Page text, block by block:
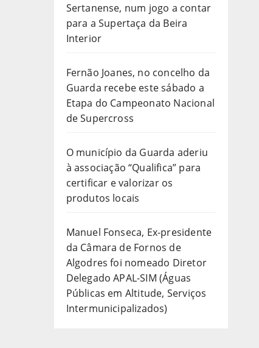
Sertanense, num jogo a contar
para a Supertaça da Beira
Interior
Fernão Joanes, no concelho da
Guarda recebe este sábado a
Etapa do Campeonato Nacional
de Supercross
O município da Guarda aderiu
à associação “Qualifica” para
certificar e valorizar os
produtos locais
Manuel Fonseca, Ex-presidente
da Câmara de Fornos de
Algodres foi nomeado Diretor
Delegado APAL-SIM (Águas
Públicas em Altitude, Serviços
Intermunicipalizados)